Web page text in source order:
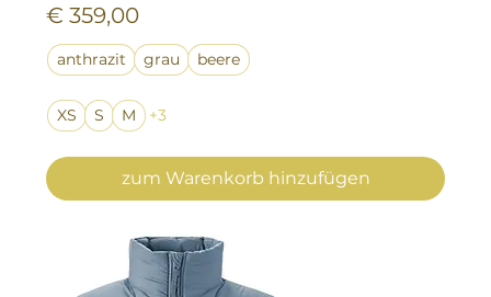
Preis
€ 359,00
anthrazit grau beere
XS S M +3
zum Warenkorb hinzufügen